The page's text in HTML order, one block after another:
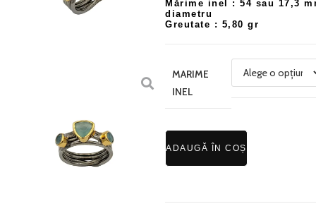
Mărime inel : 54 sau 17,3
diametru
Greutate : 5,80 gr
MARIME
INEL
ADAUGĂ ÎN COȘ